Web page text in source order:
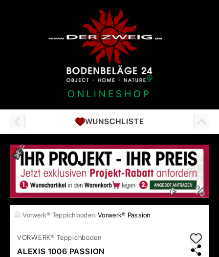
ONLINESHOP
WUNSCHLISTE
… Vorwerk® Teppichboden Vorwerk® Passion
VORWERK® Teppichboden
ALEXIS 1006 PASSION